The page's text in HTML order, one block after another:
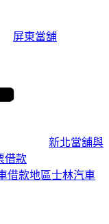
屏東當舖
新北當舖與
借款
借款地區士林汽車